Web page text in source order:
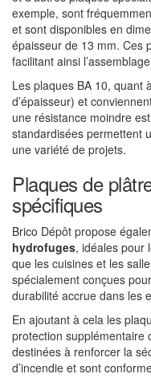
exemple, sont
et sont disponibles en
épaisseur de 13 mm. Ces
facilitant ainsi
Les plaques BA 10, quant
d’épaisseur) et
une résistance moindre
standardisées permettent
une variété de projets.
Plaques de
spécifiques
Brico Dépôt propose
hydrofuges, idéales pour
que les cuisines et les
spécialement conçues
durabilité accrue dans les
En ajoutant à cela les
protection supplémentaire
destinées à renforcer la
d’incendie et sont